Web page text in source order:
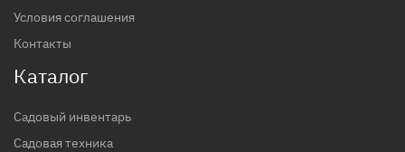
Условия соглашения
Контакты
Каталог
Садовый инвентарь
Садовая техника